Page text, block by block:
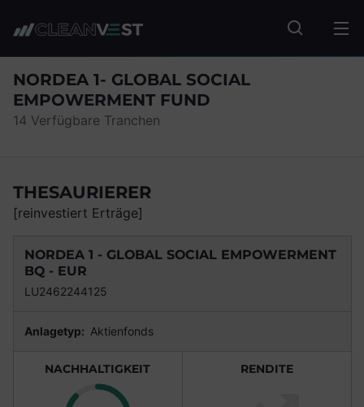
Fonds
NORDEA 1- GLOBAL SOCIAL
EMPOWERMENT FUND
14 Verfügbare Tranchen
THESAURIERER
[reinvestiert Erträge]
NORDEA 1 - GLOBAL SOCIAL EMPOWERMENT
BQ - EUR
LU2462244125
Anlagetyp: Aktienfonds
NACHHALTIGKEIT RENDITE